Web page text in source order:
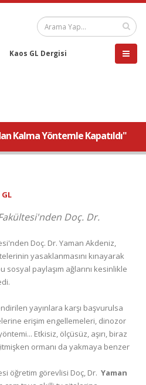
Kaos GL Dergisi
Kalma Yöntemle Kapatıldı"
Doç. Dr.
Doç. Dr. Yaman Akdeniz,
yasaklanmasını kınayarak
paylaşım ağlarını kesinlikle
yayınlara karşı başvurulsa
erişim engellemeleri, dinozor
Etkisiz, ölçüsüz, aşırı, biraz
ormanı da yakmaya benzer
öğretim görevlisi Doç, Dr. Yaman